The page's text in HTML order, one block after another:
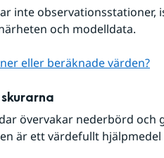
inte observationsstationer,
och modelldata.
eller beräknade värden?
övervakar nederbörd
är ett värdefullt